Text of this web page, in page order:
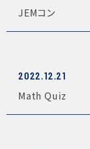
JEMコン
2022.12.21
Math Quiz